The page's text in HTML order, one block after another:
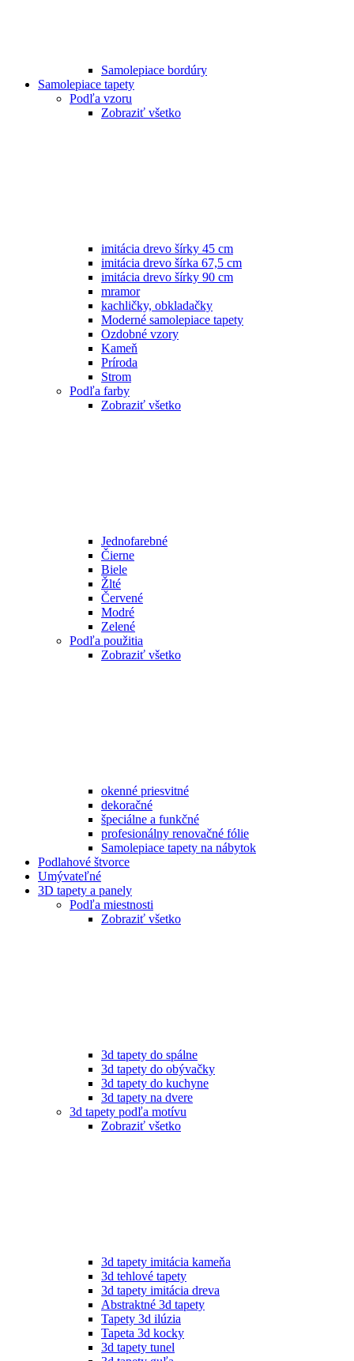
Samolepiace bordúry
Samolepiace tapety
Podľa vzoru
Zobraziť všetko
imitácia drevo šírky 45 cm
imitácia drevo šírka 67,5 cm
imitácia drevo šírky 90 cm
mramor
kachličky, obkladačky
Moderné samolepiace tapety
Ozdobné vzory
Kameň
Príroda
Strom
Podľa farby
Zobraziť všetko
Jednofarebné
Čierne
Biele
Žlté
Červené
Modré
Zelené
Podľa použitia
Zobraziť všetko
okenné priesvitné
dekoračné
špeciálne a funkčné
profesionálny renovačné fólie
Samolepiace tapety na nábytok
Podlahové štvorce
Umývateľné
3D tapety a panely
Podľa miestnosti
Zobraziť všetko
3d tapety do spálne
3d tapety do obývačky
3d tapety do kuchyne
3d tapety na dvere
3d tapety podľa motívu
Zobraziť všetko
3d tapety imitácia kameňa
3d tehlové tapety
3d tapety imitácia dreva
Abstraktné 3d tapety
Tapety 3d ilúzia
Tapeta 3d kocky
3d tapety tunel